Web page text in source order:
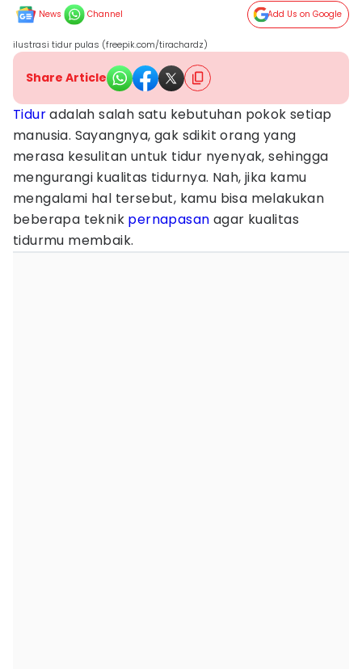
News Channel Add Us on Google
ilustrasi tidur pulas (freepik.com/tirachardz)
Share Article
Tiduradalah salah satu kebutuhan pokok setiap
manusia. Sayangnya, gak sdikit orang yang
merasa kesulitan untuk tidur nyenyak, sehingga
mengurangi kualitas tidurnya. Nah, jika kamu
mengalami hal tersebut, kamu bisa melakukan
beberapa teknik pernapasan agar kualitas
tidurmu membaik.